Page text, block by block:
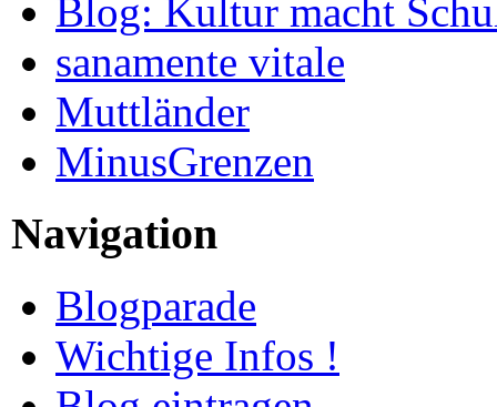
Blog: Kultur macht
sanamente vitale
Muttländer
MinusGrenzen
Navigation
Blogparade
Wichtige Infos !